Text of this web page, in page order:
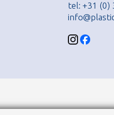
tel: +31 (0)